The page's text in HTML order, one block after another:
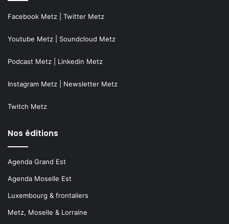
Facebook Metz Twitter Metz
Youtube Metz Soundcloud Metz
Podcast Metz Linkedin Metz
Instagram Metz Newsletter Metz
Twitch Metz
Nos éditions
Agenda Grand Est
Agenda Moselle Est
Luxembourg & frontaliers
Metz, Moselle & Lorraine